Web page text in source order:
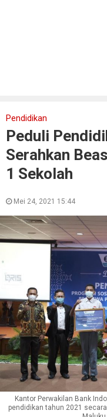
Pendidikan
Peduli
Serahkan
1 Sekolah
Mei 24, 2021 15:44
Kantor Perwakilan Bank
pendidikan tahun 2021